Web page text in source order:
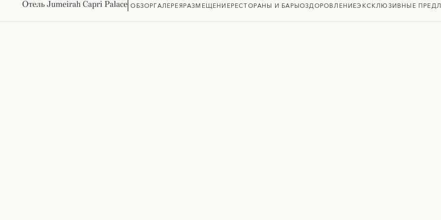
Отель Jumeirah Capri Palace ОБЗОРГАЛЕРЕЯРАЗМЕЩЕНИЕРЕСТОРАНЫ И БАРЫОЗДОРОВЛЕНИЕЭКСКЛЮЗИВНЫЕ